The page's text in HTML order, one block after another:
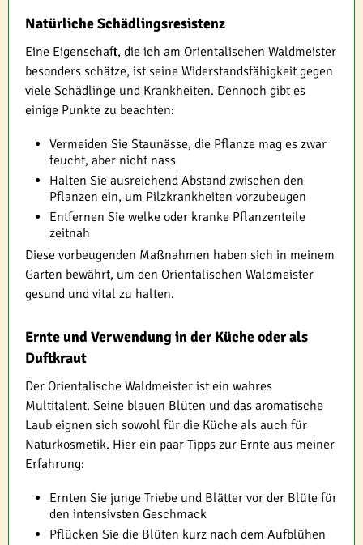
Natürliche Schädlingsresistenz
Eine Eigenschaft, die ich am Orientalischen Waldmeister
besonders schätze, ist seine Widerstandsfähigkeit gegen
viele Schädlinge und Krankheiten. Dennoch gibt es
einige Punkte zu beachten:
Vermeiden Sie Staunässe, die Pflanze mag es zwar
feucht, aber nicht nass
Halten Sie ausreichend Abstand zwischen den
Pflanzen ein, um Pilzkrankheiten vorzubeugen
Entfernen Sie welke oder kranke Pflanzenteile
zeitnah
Diese vorbeugenden Maßnahmen haben sich in meinem
Garten bewährt, um den Orientalischen Waldmeister
gesund und vital zu halten.
Ernte und Verwendung in der Küche oder als
Duftkraut
Der Orientalische Waldmeister ist ein wahres
Multitalent. Seine blauen Blüten und das aromatische
Laub eignen sich sowohl für die Küche als auch für
Naturkosmetik. Hier ein paar Tipps zur Ernte aus meiner
Erfahrung:
Ernten Sie junge Triebe und Blätter vor der Blüte für
den intensivsten Geschmack
Pflücken Sie die Blüten kurz nach dem Aufblühen